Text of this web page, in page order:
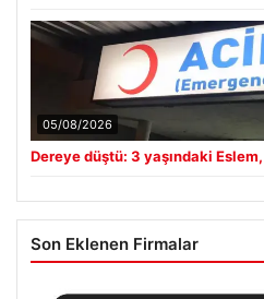
05/08/2026
Dereye düştü: 3 yaşındaki
Son Eklenen Firmalar